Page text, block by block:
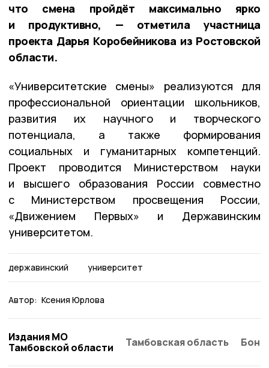
что смена пройдёт максимально ярко
и продуктивно, — отметила участница
проекта Дарья Коробейникова из Ростовской
области.
«Университетские смены» реализуются для
профессиональной ориентации школьников,
развития их научного и творческого
потенциала, а также формирования
социальных и гуманитарных компетенций.
Проект проводится Министерством науки
и высшего образования России совместно
с Министерством просвещения России,
«Движением Первых» и Державинским
университетом.
державинский университет
Автор: Ксения Юрлова
Издания МО
Тамбовской области
Тамбовская область